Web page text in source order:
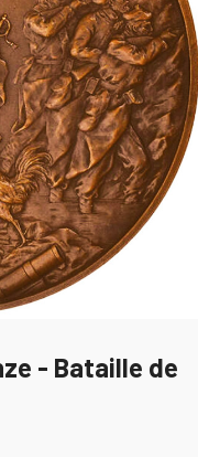
- Bataille de